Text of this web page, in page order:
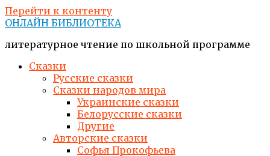
Перейти к контенту
ОНЛАЙН БИБЛИОТЕКА
литературное чтение по школьной программе
Сказки
Русские сказки
Сказки народов мира
Украинские сказки
Белорусские сказки
Другие
Авторские сказки
Софья Прокофьева